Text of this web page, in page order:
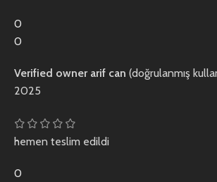
0
0
Verified owner arif can (doğrulanmış
2025
hemen teslim edildi
0